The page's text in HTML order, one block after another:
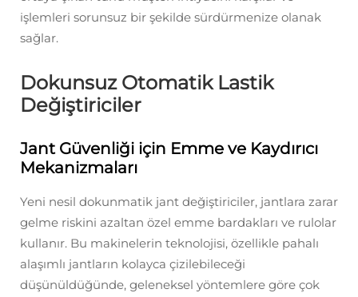
işlemleri sorunsuz bir şekilde sürdürmenize olanak
sağlar.
Dokunsuz Otomatik Lastik
Değiştiriciler
Jant Güvenliği için Emme ve Kaydırıcı
Mekanizmaları
Yeni nesil dokunmatik jant değiştiriciler, jantlara zarar
gelme riskini azaltan özel emme bardakları ve rulolar
kullanır. Bu makinelerin teknolojisi, özellikle pahalı
alaşımlı jantların kolayca çizilebileceği
düşünüldüğünde, geleneksel yöntemlere göre çok